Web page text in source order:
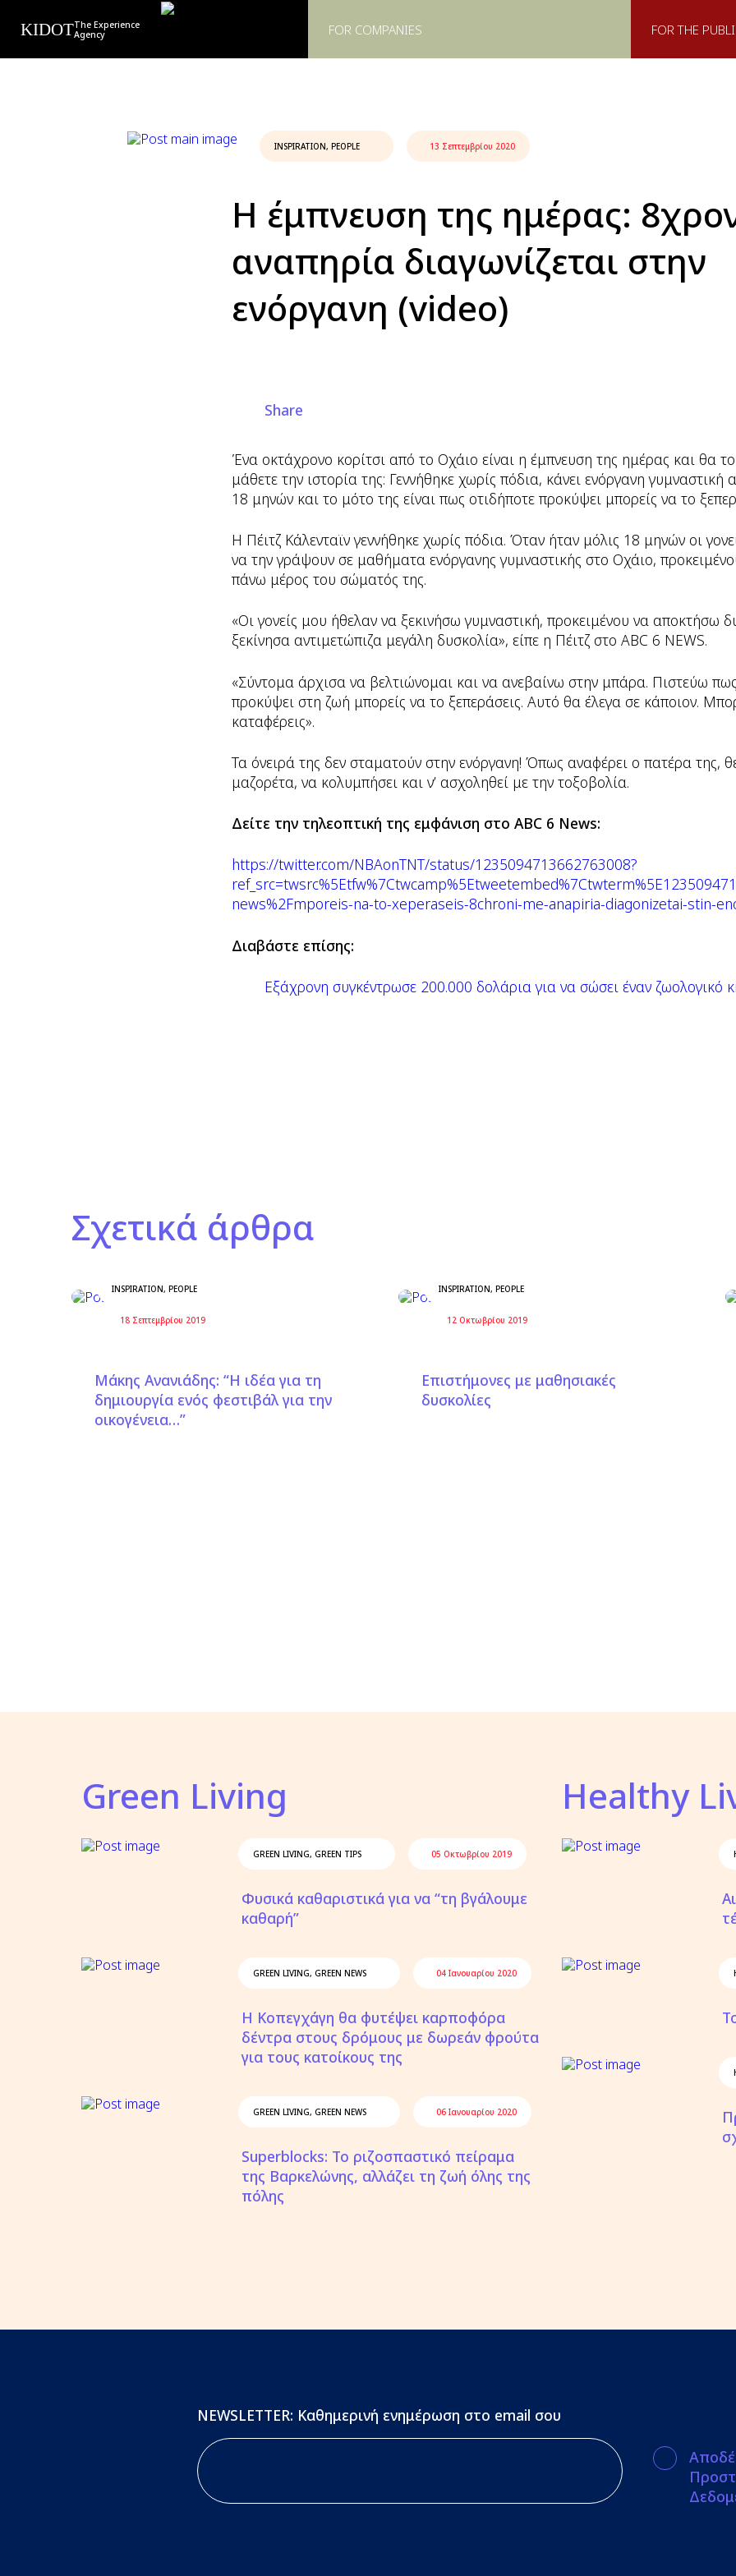
KIDOTThe Experience
Agency
FOR COMPANIES FOR THE
INSPIRATION, PEOPLE 13 Σεπτεμβρίου 2020
H έμπνευση της ημέρας:
αναπηρία διαγωνίζεται στην
ενόργανη (video)
Share
Ένα οκτάχρονο κορίτσι από το Οχάιο είναι η έμπνευση της ημέρας και θα
μάθετε την ιστορία της: Γεννήθηκε χωρίς πόδια, κάνει ενόργανη γυμναστική
18 μηνών και το μότο της είναι πως οτιδήποτε προκύψει μπορείς να το
Η Πέιτζ Κάλενταϊν γεννήθηκε χωρίς πόδια. Όταν ήταν μόλις 18 μηνών οι
να την γράψουν σε μαθήματα ενόργανης γυμναστικής στο Οχάιο,
πάνω μέρος του σώματός της.
«Οι γονείς μου ήθελαν να ξεκινήσω γυμναστική, προκειμένου να αποκτήσω
ξεκίνησα αντιμετώπιζα μεγάλη δυσκολία», είπε η Πέιτζ στο ΑBC 6 NEWS.
«Σύντομα άρχισα να βελτιώνομαι και να ανεβαίνω στην μπάρα. Πιστεύω
προκύψει στη ζωή μπορείς να το ξεπεράσεις. Αυτό θα έλεγα σε κάποιον.
καταφέρεις».
Τα όνειρά της δεν σταματούν στην ενόργανη! Όπως αναφέρει ο πατέρα της,
μαζορέτα, να κολυμπήσει και ν’ ασχοληθεί με την τοξοβολία.
Δείτε την τηλεοπτική της εμφάνιση στο ABC 6 News:
https://twitter.com/NBAonTNT/status/1235094713662763008?
news%2Fmporeis-na-to-xeperaseis-8chroni-me-anapiria-diagonizetai-stin-
Διαβάστε επίσης:
Εξάχρονη συγκέντρωσε 200.000 δολάρια για να σώσει έναν ζωολογικό
Σχετικά άρθρα
INSPIRATION, PEOPLE
18 Σεπτεμβρίου 2019
Μάκης Ανανιάδης: “Η ιδέα για τη
δημιουργία ενός φεστιβάλ για την
οικογένεια…”
INSPIRATION, PEOPLE
12 Οκτωβρίου 2019
Επιστήμονες με μαθησιακές
δυσκολίες
Green Living
GREEN LIVING, GREEN TIPS 05 Οκτωβρίου 2019
Φυσικά καθαριστικά για να “τη βγάλουμε
καθαρή”
GREEN LIVING, GREEN NEWS 04 Ιανουαρίου 2020
Η Κοπεγχάγη θα φυτέψει καρποφόρα
δέντρα στους δρόμους με δωρεάν φρούτα
για τους κατοίκους της
GREEN LIVING, GREEN NEWS 06 Ιανουαρίου 2020
Superblocks: Το ριζοσπαστικό πείραμα
της Βαρκελώνης, αλλάζει τη ζωή όλης της
πόλης
Healthy
NEWSLETTER: Καθημερινή ενημέρωση στο email σου